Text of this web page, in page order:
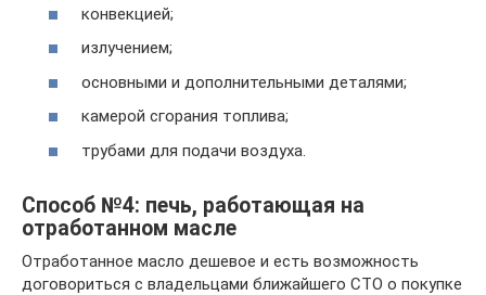
конвекцией;
излучением;
основными и дополнительными деталями;
камерой сгорания топлива;
трубами для подачи воздуха.
Способ №4: печь, работающая на
отработанном масле
Отработанное масло дешевое и есть возможность
договориться с владельцами ближайшего СТО о покупке